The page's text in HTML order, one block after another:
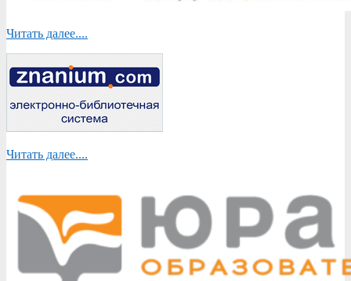
Читать далее....
Читать далее....